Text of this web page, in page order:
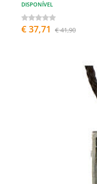
DISPONÍVEL
€ 37,71 € 41,90